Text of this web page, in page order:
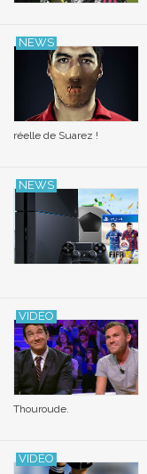
réelle de Suarez !
Thouroude.